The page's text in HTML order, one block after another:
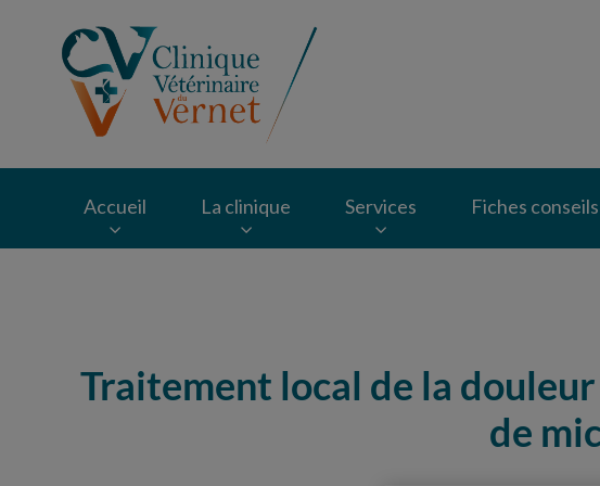
Accueil La clinique Services Fiches conseils
Traitement local de la
de